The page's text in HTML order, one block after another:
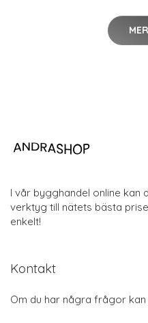
I vår bygghandel online kan
verktyg till nätets bästa
enkelt!
Kontakt
Om du har några frågor